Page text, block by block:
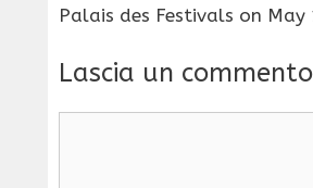
Palais des Festivals on May
Lascia un commento